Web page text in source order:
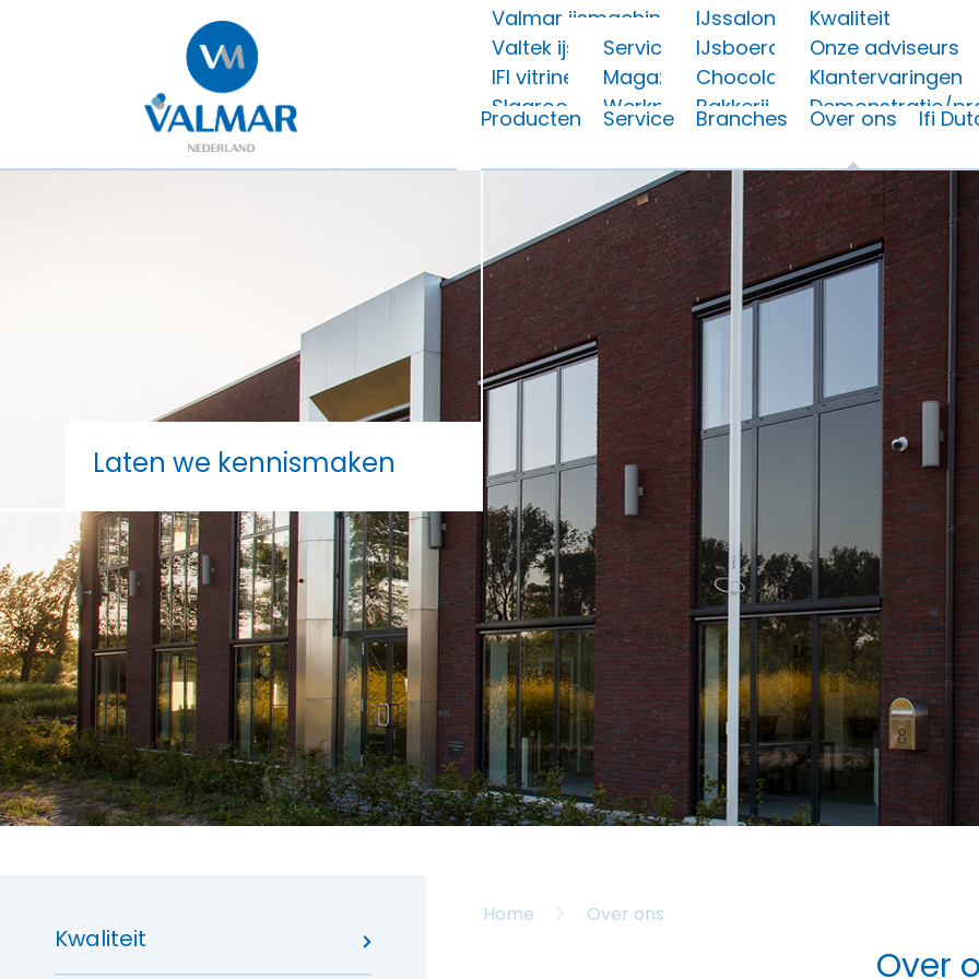
Producten
Valmar ijsmachines
Valtek ijsmachines
IFI vitrines
Slagroomautomaten
Service
Serviceteam
Magazijn
Werkplaats
Branches
IJssalon
IJsboerderij
Chocolaterie
Bakkerij
Over ons
Kwaliteit
Onze adviseurs
Klantervaringen
Demonstratie/
Ifi
Laten we kennismaken
Home Over ons
Over
Kwaliteit